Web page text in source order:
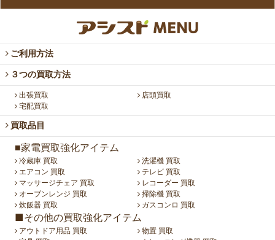
ご利用方法
３つの買取方法
出張買取
店頭買取
宅配買取
買取品目
■家電買取強化アイテム
冷蔵庫 買取
洗濯機 買取
エアコン 買取
テレビ 買取
マッサージチェア 買取
レコーダー 買取
オーブンレンジ 買取
掃除機 買取
炊飯器 買取
ガスコンロ 買取
■その他の買取強化アイテム
アウトドア用品 買取
物置 買取